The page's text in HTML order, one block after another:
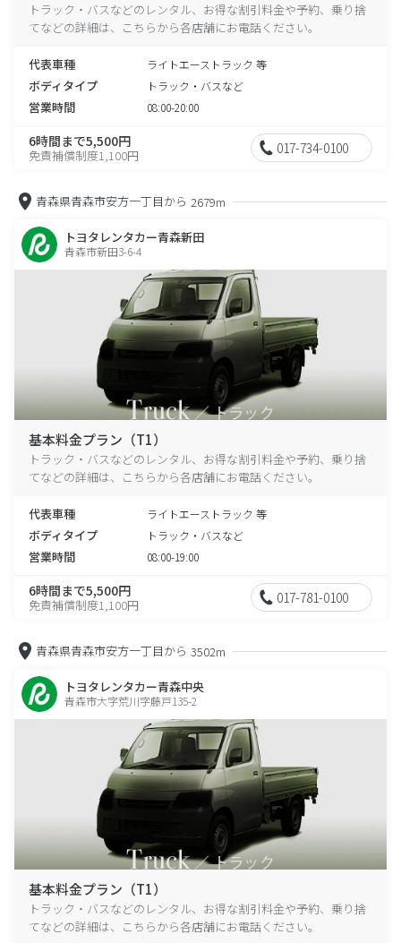
トラック・バスなどのレンタル、お得な割引料金や予約、乗り捨
てなどの詳細は、こちらから各店舗にお電話ください。
代表車種 ライトエーストラック 等
ボディタイプ トラック・バスなど
営業時間 08:00-20:00
6時間まで5,500円
免責補償制度1,100円 017-734-0100
青森県青森市安方一丁目から 2679m
トヨタレンタカー青森新田
青森市新田3-6-4
基本料金プラン（T1）
トラック・バスなどのレンタル、お得な割引料金や予約、乗り捨
てなどの詳細は、こちらから各店舗にお電話ください。
代表車種 ライトエーストラック 等
ボディタイプ トラック・バスなど
営業時間 08:00-19:00
6時間まで5,500円
免責補償制度1,100円 017-781-0100
青森県青森市安方一丁目から 3502m
トヨタレンタカー青森中央
青森市大字荒川字藤戸135-2
基本料金プラン（T1）
トラック・バスなどのレンタル、お得な割引料金や予約、乗り捨
てなどの詳細は、こちらから各店舗にお電話ください。